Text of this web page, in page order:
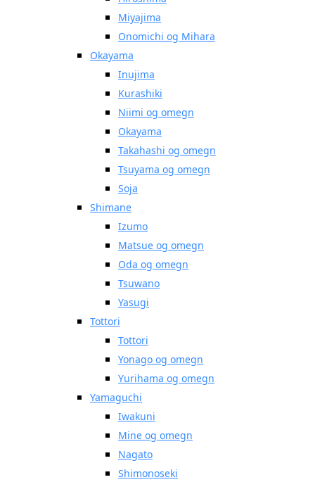
Miyajima
Onomichi og Mihara
Okayama
Inujima
Kurashiki
Niimi og omegn
Okayama
Takahashi og omegn
Tsuyama og omegn
Soja
Shimane
Izumo
Matsue og omegn
Oda og omegn
Tsuwano
Yasugi
Tottori
Tottori
Yonago og omegn
Yurihama og omegn
Yamaguchi
Iwakuni
Mine og omegn
Nagato
Shimonoseki